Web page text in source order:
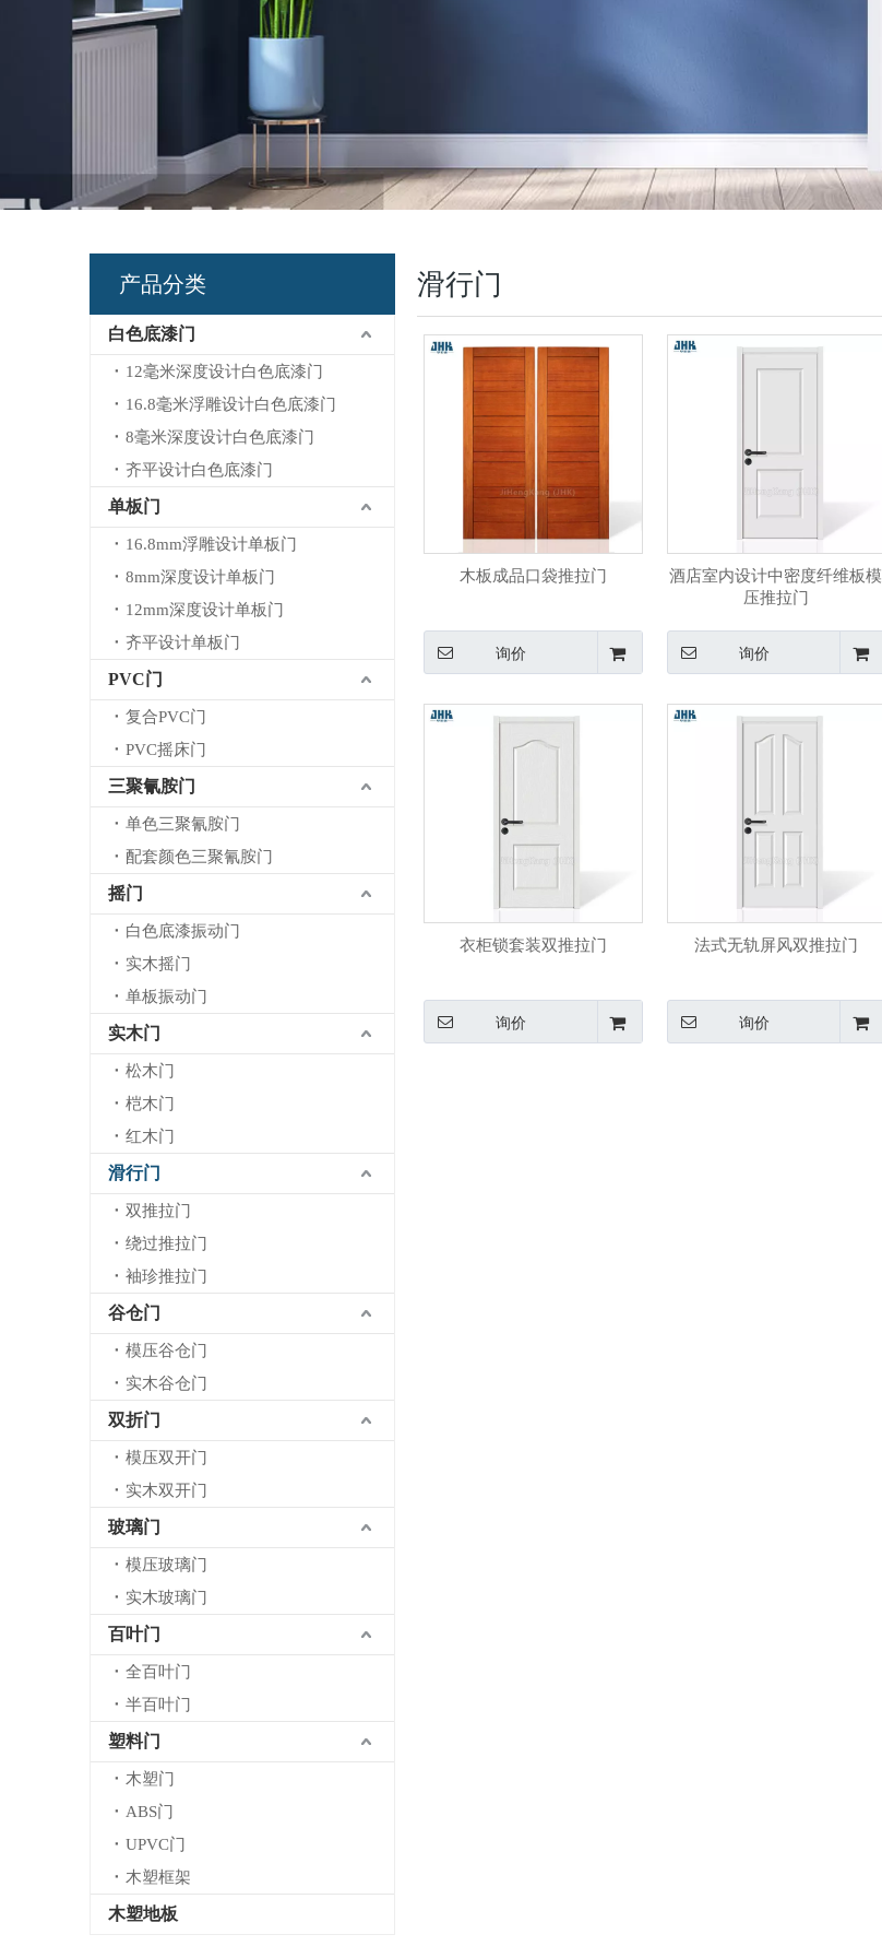
WPC地板
产品分类
白色底漆门
12毫米深度设计白色底漆门
16.8毫米浮雕设计白色底漆门
8毫米深度设计白色底漆门
齐平设计白色底漆门
单板门
16.8mm浮雕设计单板门
8mm深度设计单板门
12mm深度设计单板门
齐平设计单板门
PVC门
复合PVC门
PVC摇床门
三聚氰胺门
单色三聚氰胺门
配套颜色三聚氰胺门
摇门
白色底漆振动门
实木摇门
单板振动门
实木门
松木门
桤木门
红木门
滑行门
双推拉门
绕过推拉门
袖珍推拉门
谷仓门
模压谷仓门
实木谷仓门
双折门
模压双开门
实木双开门
玻璃门
模压玻璃门
实木玻璃门
百叶门
全百叶门
半百叶门
塑料门
木塑门
ABS门
UPVC门
木塑框架
木塑地板
滑行门
木板成品口袋推拉门
询价
酒店室内设计中密度纤维板模
压推拉门
询价
衣柜锁套装双推拉门
询价
法式无轨屏风双推拉门
询价